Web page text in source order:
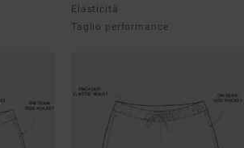
Elasticità
Taglio performance